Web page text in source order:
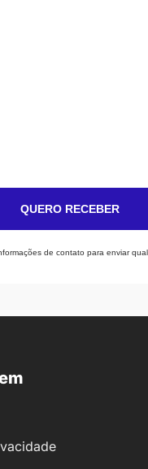
QUERO RECEBER
de contato para enviar